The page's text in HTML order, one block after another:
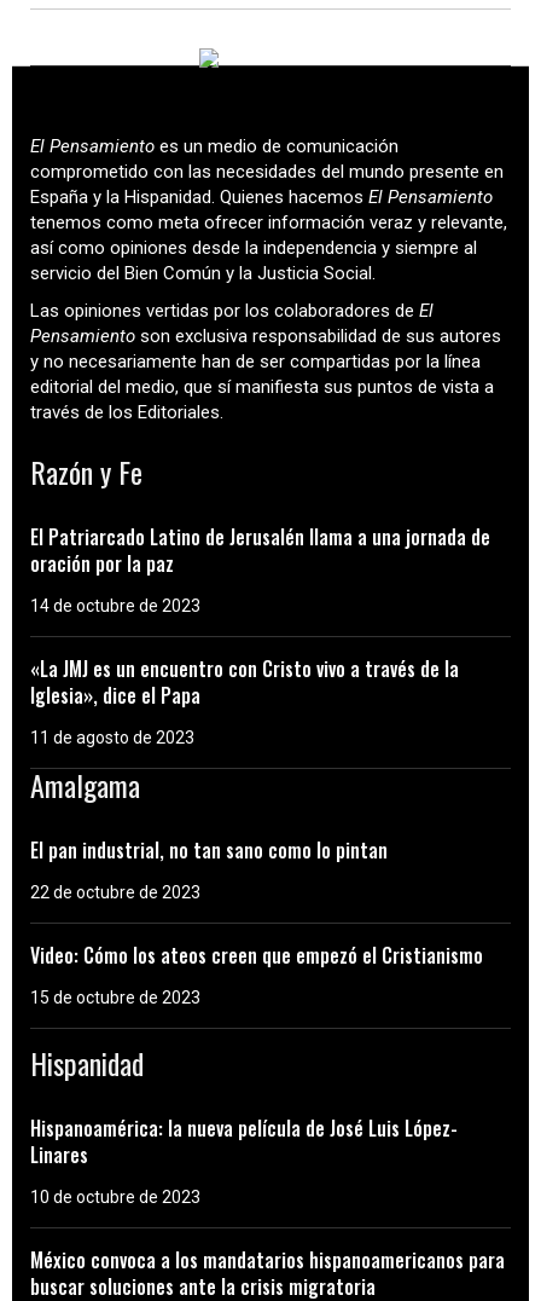
El Pensamiento es un medio de comunicación
comprometido con las necesidades del mundo presente en
España y la Hispanidad. Quienes hacemos El Pensamiento
tenemos como meta ofrecer información veraz y relevante,
así como opiniones desde la independencia y siempre al
servicio del Bien Común y la Justicia Social.
Las opiniones vertidas por los colaboradores de El
Pensamiento son exclusiva responsabilidad de sus autores
y no necesariamente han de ser compartidas por la línea
editorial del medio, que sí manifiesta sus puntos de vista a
través de los Editoriales.
Razón y Fe
El Patriarcado Latino de Jerusalén llama a una jornada de
oración por la paz
14 de octubre de 2023
«La JMJ es un encuentro con Cristo vivo a través de la
Iglesia», dice el Papa
11 de agosto de 2023
Amalgama
El pan industrial, no tan sano como lo pintan
22 de octubre de 2023
Video: Cómo los ateos creen que empezó el Cristianismo
15 de octubre de 2023
Hispanidad
Hispanoamérica: la nueva película de José Luis López-
Linares
10 de octubre de 2023
México convoca a los mandatarios hispanoamericanos para
buscar soluciones ante la crisis migratoria